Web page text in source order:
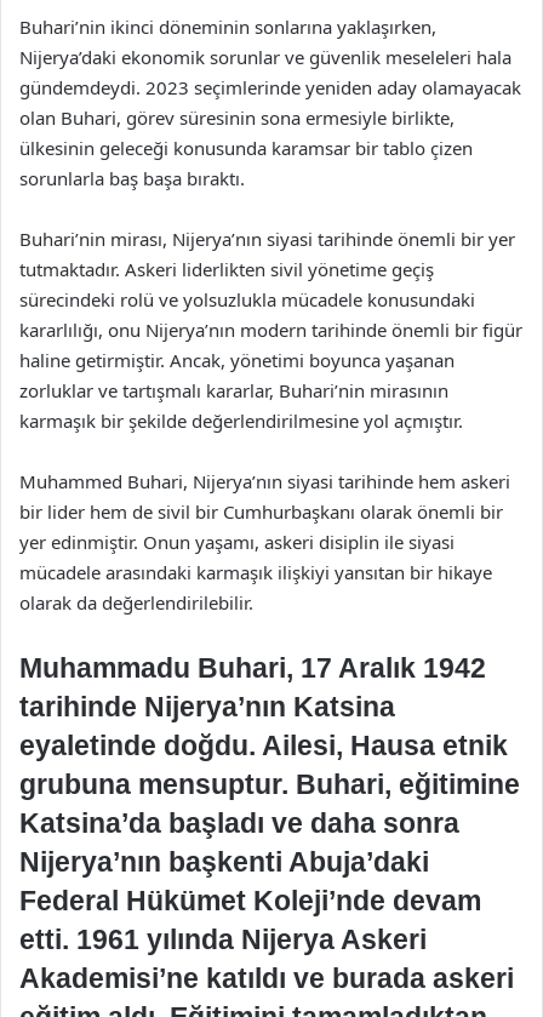
Buhari’nin ikinci döneminin sonlarına yaklaşırken,
Nijerya’daki ekonomik sorunlar ve güvenlik meseleleri hala
gündemdeydi. 2023 seçimlerinde yeniden aday olamayacak
olan Buhari, görev süresinin sona ermesiyle birlikte,
ülkesinin geleceği konusunda karamsar bir tablo çizen
sorunlarla baş başa bıraktı.
Buhari’nin mirası, Nijerya’nın siyasi tarihinde önemli bir yer
tutmaktadır. Askeri liderlikten sivil yönetime geçiş
sürecindeki rolü ve yolsuzlukla mücadele konusundaki
kararlılığı, onu Nijerya’nın modern tarihinde önemli bir figür
haline getirmiştir. Ancak, yönetimi boyunca yaşanan
zorluklar ve tartışmalı kararlar, Buhari’nin mirasının
karmaşık bir şekilde değerlendirilmesine yol açmıştır.
Muhammed Buhari, Nijerya’nın siyasi tarihinde hem askeri
bir lider hem de sivil bir Cumhurbaşkanı olarak önemli bir
yer edinmiştir. Onun yaşamı, askeri disiplin ile siyasi
mücadele arasındaki karmaşık ilişkiyi yansıtan bir hikaye
olarak da değerlendirilebilir.
Muhammadu Buhari, 17 Aralık 1942
tarihinde Nijerya’nın Katsina
eyaletinde doğdu. Ailesi, Hausa etnik
grubuna mensuptur. Buhari, eğitimine
Katsina’da başladı ve daha sonra
Nijerya’nın başkenti Abuja’daki
Federal Hükümet Koleji’nde devam
etti. 1961 yılında Nijerya Askeri
Akademisi’ne katıldı ve burada askeri